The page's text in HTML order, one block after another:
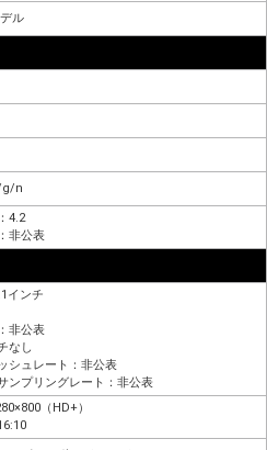
ル
g/n
4.2
非公表
インチ
非公表
なし
シュレート：非公表
ンプリングレート：非公表
（HD+）